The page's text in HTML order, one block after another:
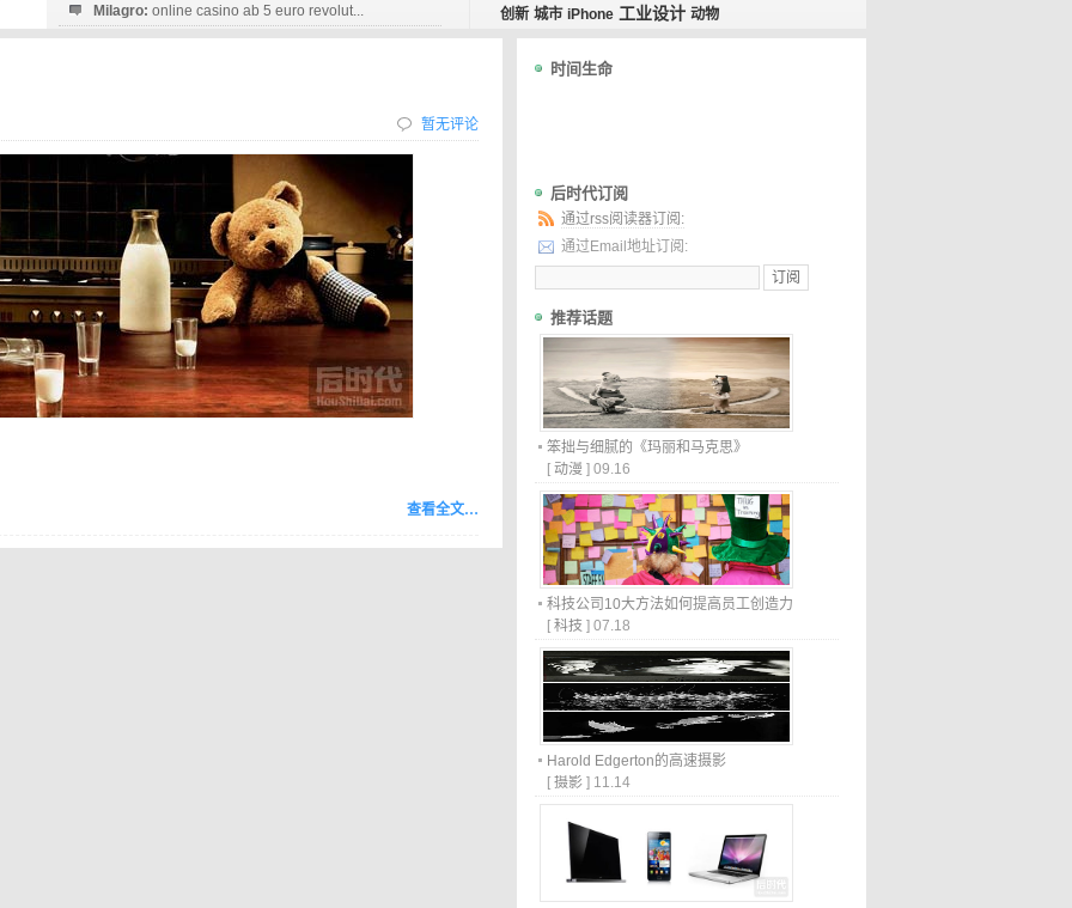
Milagro: online casino ab 5 euro revolut...
创新 城市 iPhone 工业设计 动物
暂无评论
查看全文…
时间生命
后时代订阅
通过rss阅读器订阅:
通过Email地址订阅:
推荐话题
笨拙与细腻的《玛丽和马克思》
[ 动漫 ] 09.16
科技公司10大方法如何提高员工创造力
[ 科技 ] 07.18
Harold Edgerton的高速摄影
[ 摄影 ] 11.14